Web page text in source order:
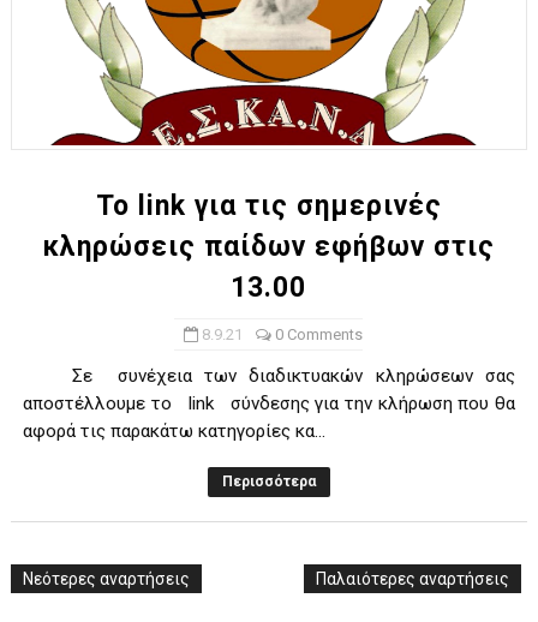
Το link για τις σημερινές
κληρώσεις παίδων εφήβων στις
13.00
8.9.21 0 Comments
Σε συνέχεια των διαδικτυακών κληρώσεων σας
αποστέλλουμε το link σύνδεσης για την κλήρωση που θα
αφορά τις παρακάτω κατηγορίες κα...
Περισσότερα
Νεότερες αναρτήσεις Παλαιότερες αναρτήσεις